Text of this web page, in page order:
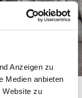
Anzeigen zu
Medien anbieten
Website zu